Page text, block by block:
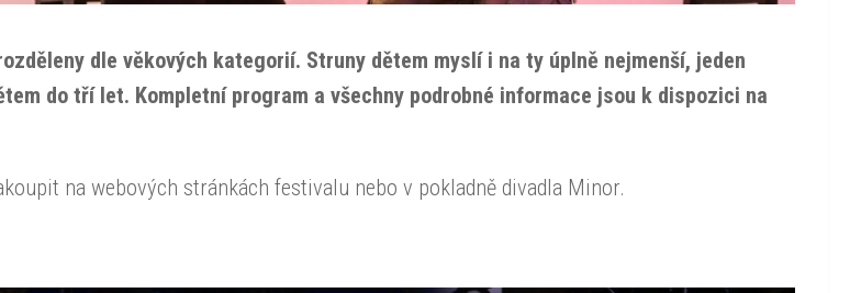
dle věkových kategorií. Struny dětem myslí i na ty úplně nejmenší, jeden
do tří let. Kompletní program a všechny podrobné informace jsou k dispozici na
na webových stránkách festivalu nebo v pokladně divadla Minor.